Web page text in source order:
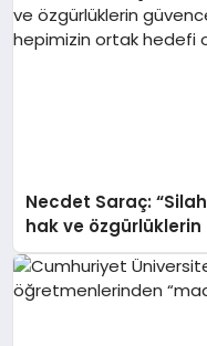
Necdet Saraç:
hak ve özgürlüklerin
Türkiye hepimizin